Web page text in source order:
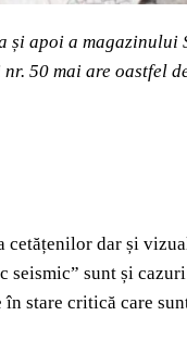
apoi a
50 mai are oastfel
cetățenilor dar și
sunt și
stare critică care